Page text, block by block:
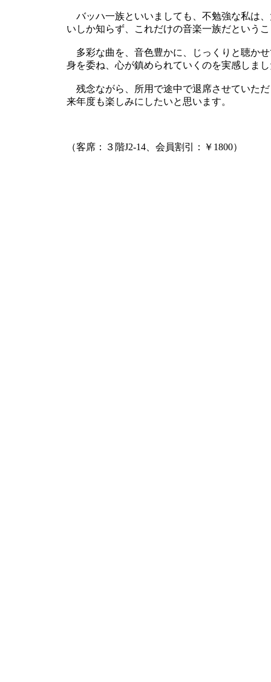
バッハ一族といいましても、不勉強な私は、
いしか知らず、これだけの音楽一族だという
多彩な曲を、音色豊かに、じっくりと聴か
身を委ね、心が鎮められていくのを実感しま
残念ながら、所用で途中で退席させていた
来年度も楽しみにしたいと思います。
（客席：３階J2-14、会員割引：￥1800）